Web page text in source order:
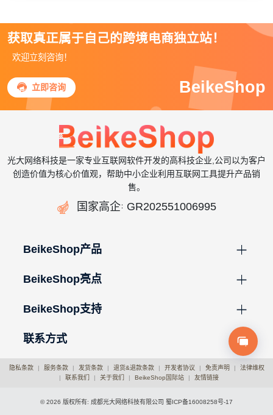
获取真正属于自己的跨境电商独立站！
欢迎立刻咨询！
 立即咨询 BeikeShop
光大网络科技是一家专业互联网软件开发的高科技企业,公司以为客户
创造价值为核心价值观，帮助中小企业利用互联网工具提升产品销
售。
 国家高企： GR202551006995
BeikeShop产品
BeikeShop亮点
BeikeShop支持
联系方式
隐私条款 服务条款 发货条款 退货&退款条款 开发者协议 免责声明
法律维权
联系我们 关于我们 BeikeShop国际站 友情链接
© 2026 版权所有: 成都光大网络科技有限公司 蜀ICP备16008258号-17